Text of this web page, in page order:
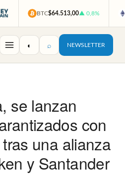
BTC$64.513,00▲ 0,8%
◐ ⌕ NEWSLETTER
se lanzan
con
una alianza
y Santander